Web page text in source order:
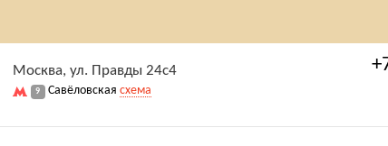
Москва, ул. Правды 24с4
9 Савёловская схема